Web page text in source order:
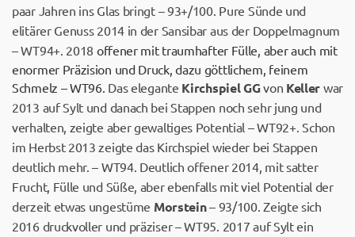
paar Jahren ins Glas bringt – 93+/100. Pure Sünde und
elitärer Genuss 2014 in der Sansibar aus der Doppelmagnum
– WT94+. 2018 offener mit traumhafter Fülle, aber auch mit
enormer Präzision und Druck, dazu göttlichem, feinem
Schmelz – WT96. Das elegante Kirchspiel GGvon Keller war
2013 auf Sylt und danach bei Stappen noch sehr jung und
verhalten, zeigte aber gewaltiges Potential – WT92+. Schon
im Herbst 2013 zeigte das Kirchspiel wieder bei Stappen
deutlich mehr. – WT94. Deutlich offener 2014, mit satter
Frucht, Fülle und Süße, aber ebenfalls mit viel Potential der
derzeit etwas ungestüme Morstein– 93/100. Zeigte sich
2016 druckvoller und präziser – WT95. 2017 auf Sylt ein